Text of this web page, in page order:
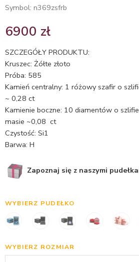
Symbol: n369zsfrb
6900 zł
SZCZEGÓŁY PRODUKTU:
Kruszec: Żółte złoto
Próba: 585
Kamień centralny: 1 różowy szafir o
~ 0,28 ct
Kamienie boczne: 10 diamentów o
masie ~0,08 ct
Czystość: Si1
Barwa: H
Zapoznaj się z naszymi
WYBIERZ PUDEŁKO
WYBIERZ ROZMIAR